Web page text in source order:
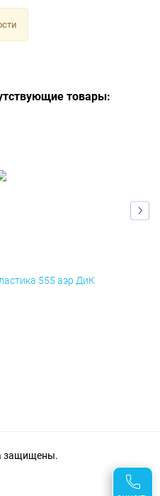
товары:
555 аэр ДиК
защищены.